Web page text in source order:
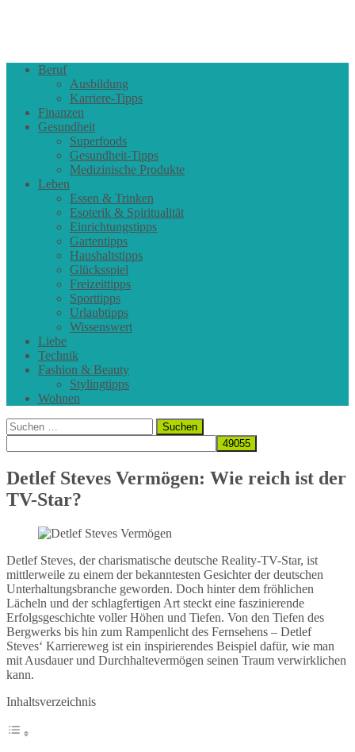
Beruf
Ausbildung
Karriere-Tipps
Finanzen
Gesundheit
Superfoods
Gesundheit-Tipps
Medizinische Produkte
Leben
Essen & Trinken
Esoterik & Spiritualität
Einrichtungstipps
Gartentipps
Haushaltstipps
Glücksspiel
Freizeittipps
Sporttipps
Urlaubtipps
Wissenswert
Liebe
Technik
Fashion & Beauty
Stylingtipps
Wohnen
Suchen
nach:
Detlef Steves Vermögen: Wie reich ist der
TV-Star?
Detlef Steves, der charismatische deutsche Reality-TV-Star, ist
mittlerweile zu einem der bekanntesten Gesichter der deutschen
Unterhaltungsbranche geworden. Doch hinter dem fröhlichen
Lächeln und der schlagfertigen Art steckt eine faszinierende
Erfolgsgeschichte voller Höhen und Tiefen. Von den Tiefen des
Bergwerks bis hin zum Rampenlicht des Fernsehens – Detlef
Steves‘ Karriereweg ist ein inspirierendes Beispiel dafür, wie man
mit Ausdauer und Durchhaltevermögen seinen Traum verwirklichen
kann.
Inhaltsverzeichnis